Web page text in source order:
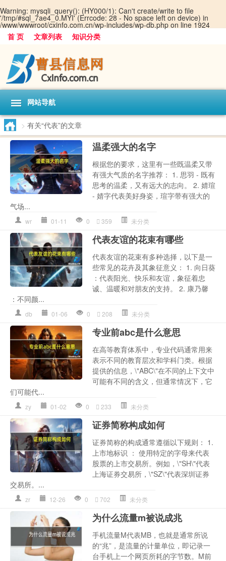
Warning: mysqli_query(): (HY000/1): Can't create/write to file
'/tmp/#sql_7ae4_0.MYI' (Errcode: 28 - No space left on device) in
/www/wwwroot/cxinfo.com.cn/wp-includes/wp-db.php on line 1924
首 页
文章列表 知识分类
网站导航
> 有关“代表”的文章
温柔强大的名字
根据您的要求，这里有一些既温柔又带
有强大气质的名字推荐： 1. 思羽 - 既有
思考的温柔，又有远大的志向。 2. 婧瑄
- 婧字代表美好身姿，瑄字带有强大的
气场...
wr 01-11 0 359 未分类
代表友谊的花束有哪些
代表友谊的花束有多种选择，以下是一
些常见的花卉及其象征意义： 1. 向日葵
：代表阳光、快乐和友谊，象征着忠
诚、温暖和对朋友的支持。 2. 康乃馨
：不同颜...
db 01-06 0 208 未分类
专业前abc是什么意思
在高等教育体系中，专业代码通常用来
表示不同的教育层次和学科门类。根据
提供的信息，\"ABC\"在不同的上下文中
可能有不同的含义，但通常情况下，它
们可能代...
zy 01-02 0 233 未分类
证券简称构成如何
证券简称的构成通常遵循以下规则： 1.
上市地标识 ： 使用特定的字母来代表
股票的上市交易所。例如，\"SH\"代表
上海证券交易所，\"SZ\"代表深圳证券
交易所。...
zr 12-26 0 702 未分类
为什么流量m被说成兆
手机流量M代表MB，也就是通常所说
的“兆”，是流量的计量单位，即记录一
台手机上一个网页所耗的字节数。M前